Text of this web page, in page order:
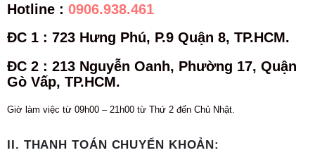
Hotline : 0906.938.461
ĐC 1 : 723 Hưng Phú, P.9 Quận 8, TP.HCM.
ĐC 2 : 213 Nguyễn Oanh, Phường 17, Quận
Gò Vấp, TP.HCM.
Giờ làm việc từ 09h00 – 21h00 từ Thứ 2 đến Chủ Nhật.
II. THANH TOÁN CHUYỂN KHOẢN: